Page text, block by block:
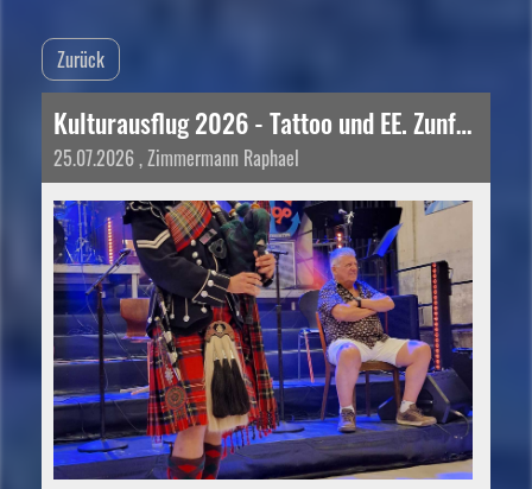
Zurück
Kulturausflug 2026 - Tattoo und EE. Zunft zu Rebleuten
25.07.2026, Zimmermann Raphael